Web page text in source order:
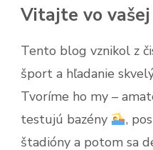
Vitajte vo
Tento blog vznikol z
šport a hľadanie
Tvoríme ho my –
testujú bazény
,
štadióny a potom sa